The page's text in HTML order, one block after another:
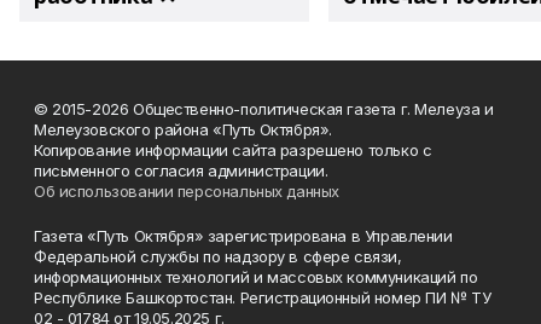
© 2015-2026 Общественно-политическая газета г. Мелеуза и
Мелеузовского района «Путь Октября».
Копирование информации сайта разрешено только с
письменного согласия администрации.
Об использовании персональных данных
Газета «Путь Октября» зарегистрирована в Управлении
Федеральной службы по надзору в сфере связи,
информационных технологий и массовых коммуникаций по
Республике Башкортостан. Регистрационный номер ПИ № ТУ
02 - 01784 от 19.05.2025 г.